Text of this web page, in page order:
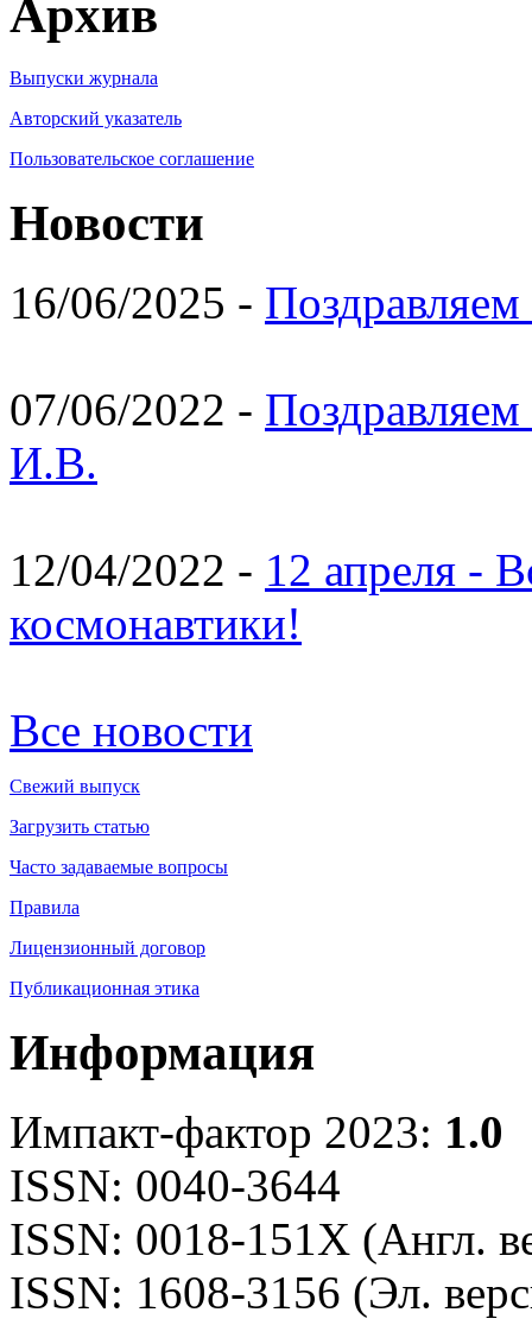
Архив
Выпуски журнала
Авторский указатель
Пользовательское соглашение
Новости
16/06/2025 -
07/06/2022 -
И.В.
12/04/2022 - 12 апреля -
космонавтики!
Все новости
Свежий выпуск
Загрузить статью
Часто задаваемые вопросы
Правила
Лицензионный договор
Публикационная этика
Информация
Импакт-фактор 2023: 1.0
ISSN: 0040-3644
ISSN: 0018-151X (Англ.
ISSN: 1608-3156 (Эл.